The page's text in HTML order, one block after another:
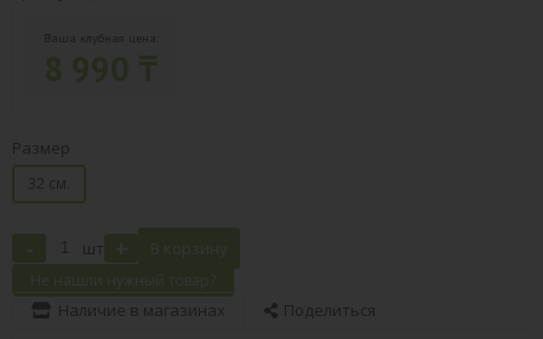
Ваша клубная цена:
Размер
32 см.
- шт + В корзину
Не нашли нужный товар?
Наличие в магазинах Поделиться